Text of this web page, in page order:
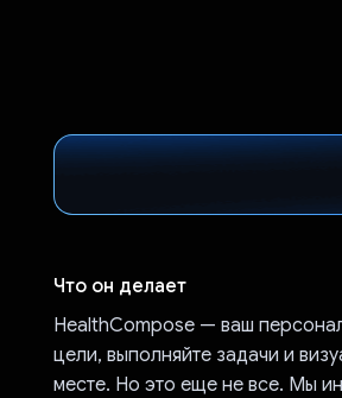
Что он делает
HealthCompose — ваш
цели, выполняйте задачи и
месте. Но это еще не все. Мы